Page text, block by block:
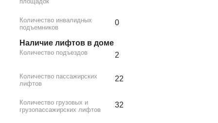
Количество инвалидных
подъемников
0
Наличие лифтов в доме
Количество подъездов 2
Количество пассажирских
лифтов
22
Количество грузовых и
грузопассажирских лифтов
32